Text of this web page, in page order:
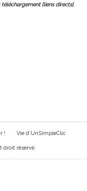
téléchargement [liens directs]
! Vie d’UnSimpleClic
droit réservé.